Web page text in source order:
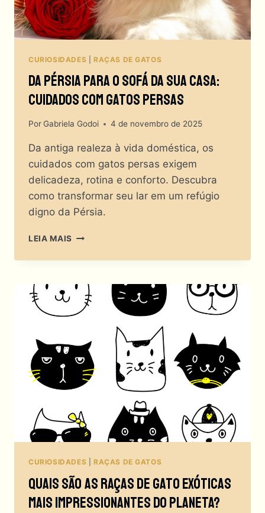
CURIOSIDADES RAÇAS DE GATOS
Da Pérsia Para O Sofá Da Sua Casa:
Cuidados Com Gatos Persas
PorGabriela Godoi 4 de novembro de 2025
Da antiga realeza à vida doméstica, os
cuidados com gatos persas exigem
delicadeza, rotina e conforto. Descubra
como transformar seu lar em um refúgio
digno da Pérsia.
LEIA MAIS DA
PARA
SOFÁ
SUA
CUIDADOS
COM
GATOS
PERSAS
CURIOSIDADES RAÇAS DE GATOS
Quais São As Raças De Gato Exóticas
Mais Impressionantes Do Planeta?